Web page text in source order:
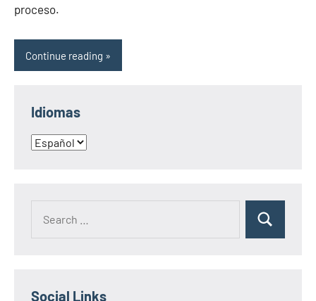
proceso.
Continue reading
Idiomas
Idiomas
Search
Social Links